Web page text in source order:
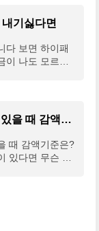
기싫다면
다 보면 하이패
이 나도 모르게
국민연금 수령시 소득이 있을 때 감액기준은?
때 감액기준은?
있다면 무슨 문